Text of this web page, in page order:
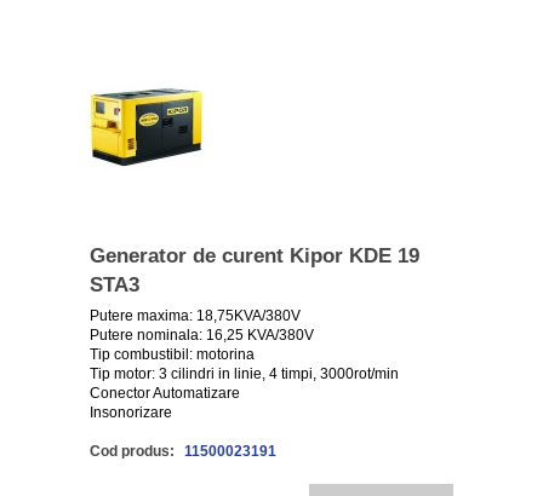
Generator de curent Kipor KDE 19
STA3
Putere maxima: 18,75KVA/380V
Putere nominala: 16,25 KVA/380V
Tip combustibil: motorina
Tip motor: 3 cilindri in linie, 4 timpi, 3000rot/min
Conector Automatizare
Insonorizare
Cod produs: 11500023191